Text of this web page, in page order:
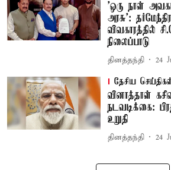
'ஒரு நாள்
அரசு':
விவகாரத்தில்
நிலைப்பாடு
தினத்தந்தி 24
தேசிய
வினாத்தாள்
நடவடிக்கை:
உறுதி
தினத்தந்தி 24